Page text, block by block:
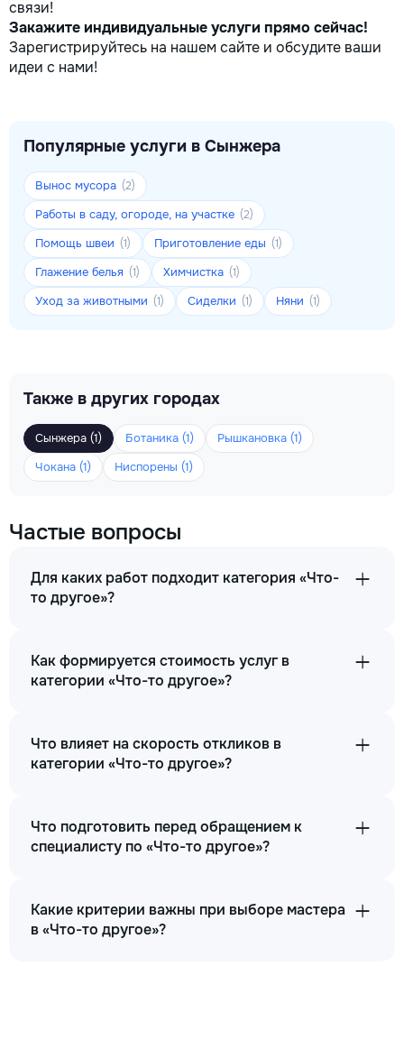
связи!
Закажите индивидуальные услуги прямо сейчас!
Зарегистрируйтесь на нашем сайте и обсудите ваши
идеи с нами!
Популярные услуги в Сынжера
Вынос мусора (2)
Работы в саду, огороде, на участке (2)
Помощь швеи (1) Приготовление еды (1)
Глажение белья (1) Химчистка (1)
Уход за животными (1) Сиделки (1) Няни (1)
Также в других городах
Сынжера (1) Ботаника (1)
Рышкановка (1)
Чокана (1)
Ниспорены (1)
Частые вопросы
Для каких работ подходит категория «Что-
то другое»?
Как формируется стоимость услуг в
категории «Что-то другое»?
Что влияет на скорость откликов в
категории «Что-то другое»?
Что подготовить перед обращением к
специалисту по «Что-то другое»?
Какие критерии важны при выборе мастера
в «Что-то другое»?